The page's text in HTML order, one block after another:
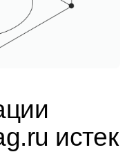
истек